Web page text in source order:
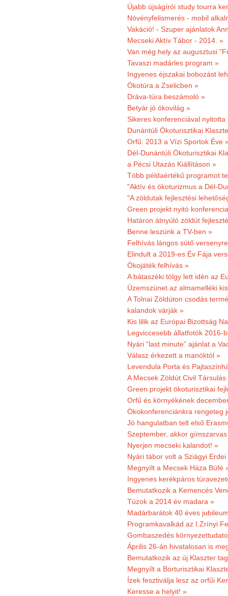
Újabb újságírói study tourra
Növényfelismerés - mobil
Vakáció! - Szuper ajánlatok
Mecseki Aktív Tábor - 2014. »
Van még hely az augusztusi
Tavaszi madárles program »
Ingyenes éjszakai bobozást
Ökotúra a Zselicben »
Dráva-túra beszámoló »
Betyár jó ökovilág »
Sikeres konferenciával
Dunántúli Ökoturisztikai
Orfű: 2013 a Vízi Sportok Éve
Dél-Dunántúli Ökoturisztikai
a Pécsi Utazás Kiállításon »
Több példaértékű programot
"Aktív és ökoturizmus a Dél-
"A zöldutak fejlesztési
Green projekt nyitó
Határon átnyúló zöldút
Benne leszünk a TV-ben »
Felhívás lángos sütő
Elindult a 2019-es Év Fája
Ökojáték felhívás »
A bátaszéki tölgy lett idén az
Üzemszünet az almamelléki
A Tolnai Zöldúton csodás
kalandok várják »
Kis lilik az Európai Bizottság
Legviccesebb állatfotók 2016-
Nyári “last minute” ajánlat a
Válasz érkezett a manóktól »
Levendula Porta és
A Mecsek Zöldút Civil
Green projekt ökoturisztikai
Orfű és környékének
Ökokonferenciánkra rengeteg
Jó hangulatban telt első
Szeptember, akkor
Nyerjen mecseki kalandot! »
Nyári tábor volt a Sziágyi
Megnyílt a Mecsek Háza Büfé
Ingyenes kerékpáros
Bemutatkozik a Kemencés
Túzok a 2014 év madara »
Madárbarátok 40 éves
Programkavalkád az I.Zrínyi
Gombaszedés
Április 26-án hivatalosan is
Bemutatkozik az új Klaszter
Megnyílt a Borturisztikai
Ízek fesztiválja lesz az orfűi
Keresse a helyit! »